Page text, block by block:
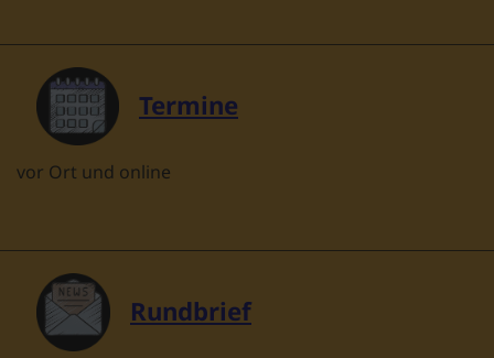
Termine
vor Ort und online
Rundbrief